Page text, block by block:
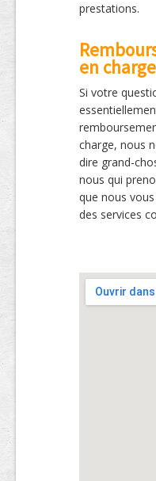
prestations.
en charge
Si votre
charge, nous
dire grand-
nous qui
que nous
des services